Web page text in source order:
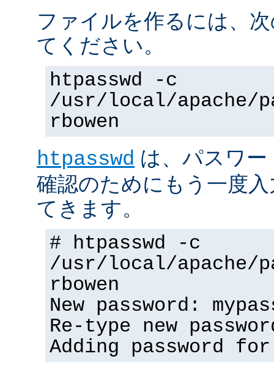
ファイルを作るには、
てください。
htpasswd -c
/usr/local/apache/
rbowen
htpasswd は、パスワ
確認のためにもう一度
てきます。
# htpasswd -c
/usr/local/apache/
rbowen
New password:
Re-type new
Adding password